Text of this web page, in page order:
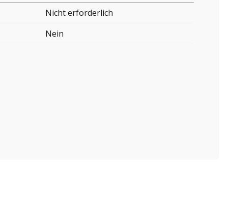
Nicht erforderlich
Nein